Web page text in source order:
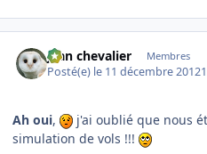
jean chevalier Membres
Posté(e) le 11 décembre 2012
Ah oui,
j'ai oublié que nous
simulation de vols !!!